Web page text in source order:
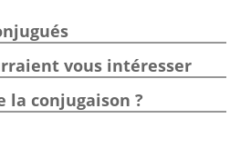
vous intéresser
la conjugaison ?